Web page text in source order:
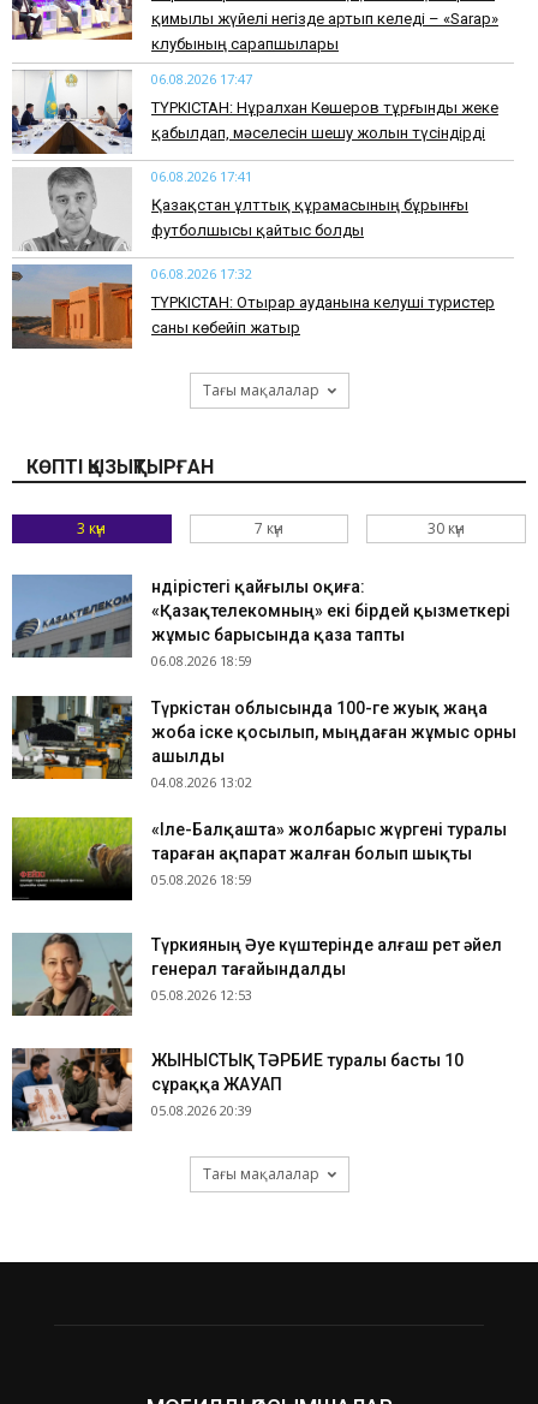
қимылы жүйелі негізде артып келеді – «Sarap»
клубының сарапшылары
06.08.2026 17:47
ТҮРКІСТАН: Нұралхан Көшеров тұрғынды жеке
қабылдап, мәселесін шешу жолын түсіндірді
06.08.2026 17:41
Қазақстан ұлттық құрамасының бұрынғы
футболшысы қайтыс болды
06.08.2026 17:32
ТҮРКІСТАН: Отырар ауданына келуші туристер
саны көбейіп жатыр
Тағы мақалалар
КӨПТІ ҚЫЗЫҚТЫРҒАН
3 күн 7 күн 30 күн
Өндірістегі қайғылы оқиға:
«Қазақтелекомның» екі бірдей қызметкері
жұмыс барысында қаза тапты
06.08.2026 18:59
Түркістан облысында 100-ге жуық жаңа
жоба іске қосылып, мыңдаған жұмыс орны
ашылды
04.08.2026 13:02
«Іле-Балқашта» жолбарыс жүргені туралы
тараған ақпарат жалған болып шықты
05.08.2026 18:59
Түркияның Әуе күштерінде алғаш рет әйел
генерал тағайындалды
05.08.2026 12:53
ЖЫНЫСТЫҚ ТӘРБИЕ туралы басты 10
сұраққа ЖАУАП
05.08.2026 20:39
Тағы мақалалар